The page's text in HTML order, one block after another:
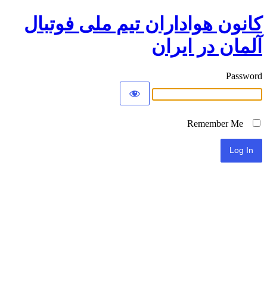
کانون هواداران تیم ملی فوتبال
آلمان در ایران
Password
Remember Me